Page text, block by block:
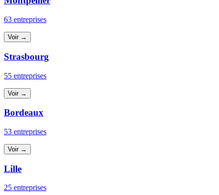
63 entreprises
Voir →
Strasbourg
55 entreprises
Voir →
Bordeaux
53 entreprises
Voir →
Lille
25 entreprises